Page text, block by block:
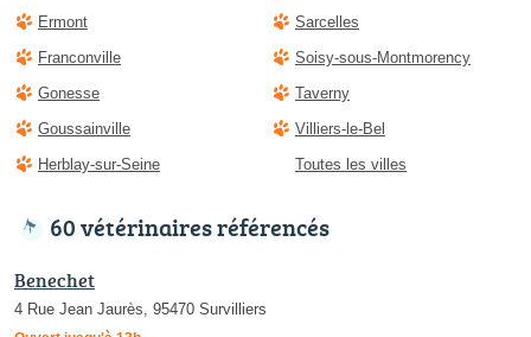
Ermont
Franconville
Gonesse
Goussainville
Herblay-sur-Seine
Sarcelles
Soisy-sous-Montmorency
Taverny
Villiers-le-Bel
Toutes les villes
60 vétérinaires référencés
Benechet
4 Rue Jean Jaurès, 95470 Survilliers